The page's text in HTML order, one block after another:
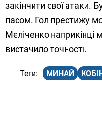
закінчити свої атаки.
пасом. Гол престижу
Меліченко наприкінці
вистачило точності.
МИНАЙ КОБІН